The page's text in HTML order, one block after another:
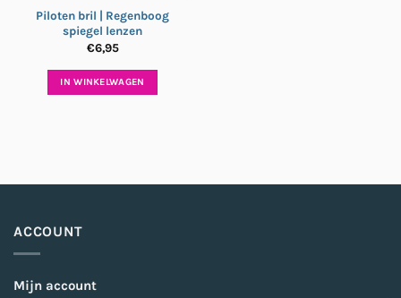
Piloten bril | Regenboog
spiegel lenzen
€6,95
IN WINKELWAGEN
ACCOUNT
Mijn account